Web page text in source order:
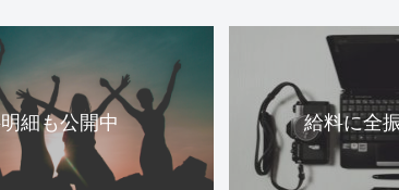
細も公開中 給料に全